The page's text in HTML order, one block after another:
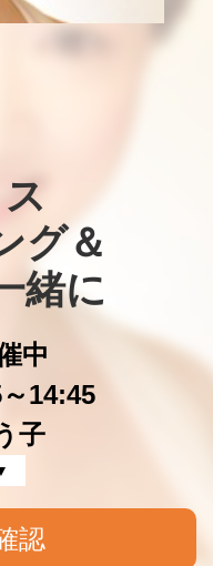
グ＆
緒に
中
14:45
子
認